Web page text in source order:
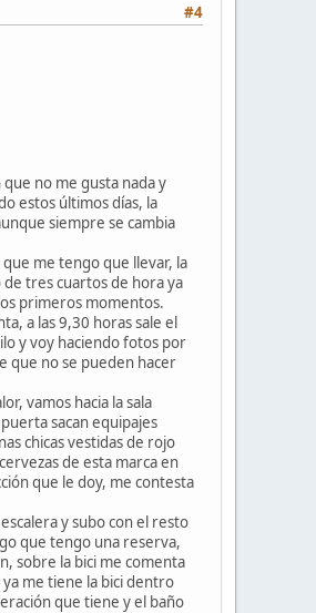
#4
no me gusta nada y
estos últimos días, la
siempre se cambia
me tengo que llevar, la
de tres cuartos de hora ya
primeros momentos.
a las 9,30 horas sale el
y voy haciendo fotos por
que no se pueden hacer
vamos hacia la sala
sacan equipajes
chicas vestidas de rojo
de esta marca en
que le doy, me contesta
y subo con el resto
que tengo una reserva,
sobre la bici me comenta
me tiene la bici dentro
que tiene y el baño